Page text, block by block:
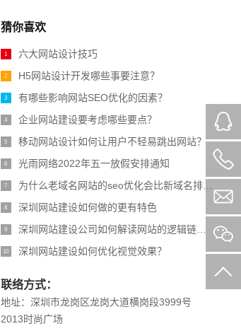
猜你喜欢
1 六大网站设计技巧
2 H5网站设计开发哪些事要注意？
3 有哪些影响网站SEO优化的因素？
4 企业网站建设要考虑哪些要点？
5 移动网站设计如何让用户不轻易跳出网站？
6 光雨网络2022年五一放假安排通知
7 为什么老域名网站的seo优化会比新域名排名好？
8 深圳网站建设如何做的更有特色
9 深圳网站建设公司如何解读网站的逻辑链接结构
10 深圳网站建设如何优化视觉效果？
联络方式：
地址：深圳市龙岗区龙岗大道横岗段3999号
2013时尚广场